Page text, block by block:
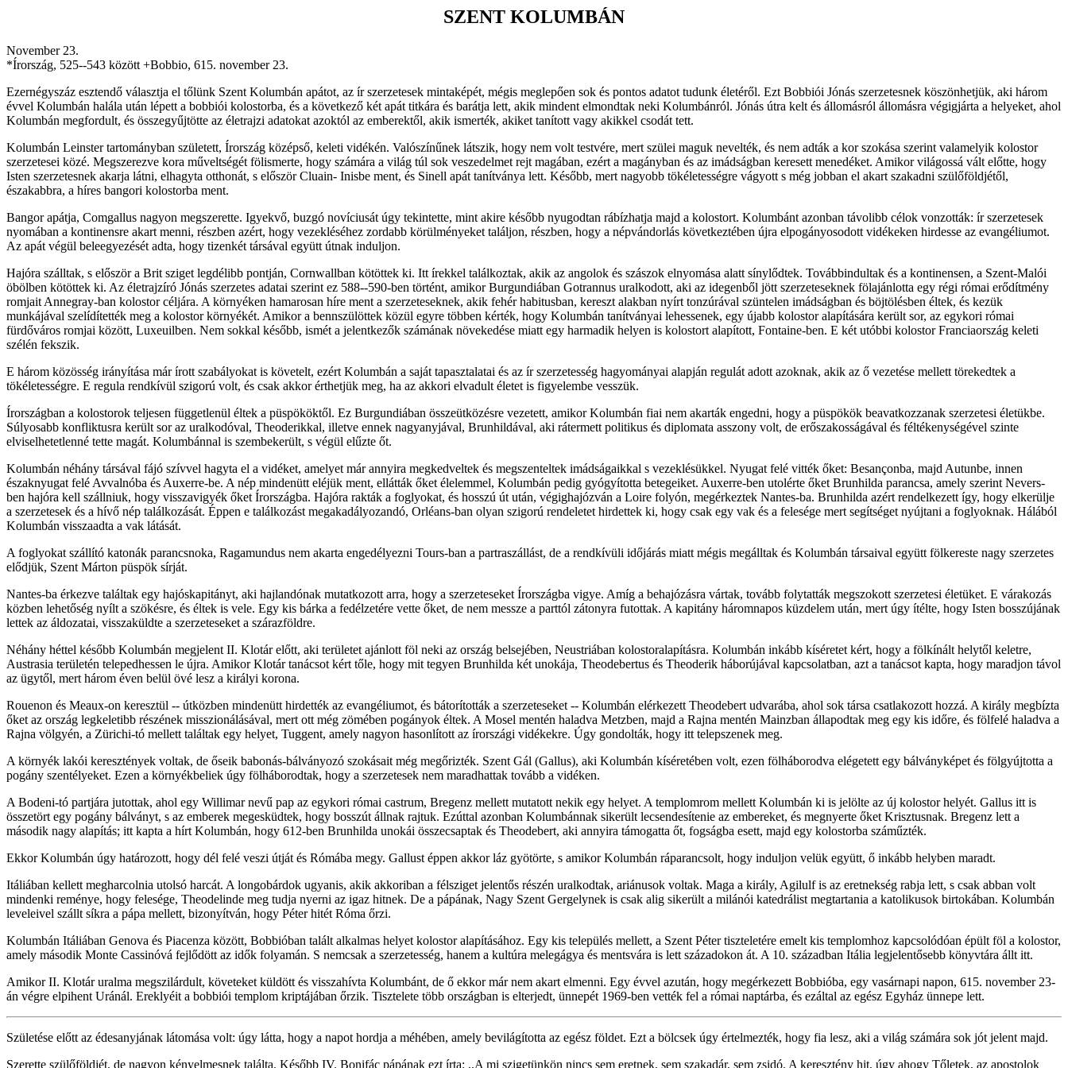
SZENT KOLUMBÁN
November 23.
*Írország, 525--543 között +Bobbio, 615. november 23.
Ezernégyszáz esztendő választja el tőlünk Szent Kolumbán apátot, az ír szerzetesek mintaképét, mégis meglepően sok és pontos adatot tudunk életéről. Ezt Bobbiói Jónás szerzetesnek köszönhetjük, aki három
évvel Kolumbán halála után lépett a bobbiói kolostorba, és a következő két apát titkára és barátja lett, akik mindent elmondtak neki Kolumbánról. Jónás útra kelt és állomásról állomásra végigjárta a helyeket, ahol
Kolumbán megfordult, és összegyűjtötte az életrajzi adatokat azoktól az emberektől, akik ismerték, akiket tanított vagy akikkel csodát tett.
Kolumbán Leinster tartományban született, Írország középső, keleti vidékén. Valószínűnek látszik, hogy nem volt testvére, mert szülei maguk nevelték, és nem adták a kor szokása szerint valamelyik kolostor
szerzetesei közé. Megszerezve kora műveltségét fölismerte, hogy számára a világ túl sok veszedelmet rejt magában, ezért a magányban és az imádságban keresett menedéket. Amikor világossá vált előtte, hogy
Isten szerzetesnek akarja látni, elhagyta otthonát, s először Cluain- Inisbe ment, és Sinell apát tanítványa lett. Később, mert nagyobb tökéletességre vágyott s még jobban el akart szakadni szülőföldjétől,
északabbra, a híres bangori kolostorba ment.
Bangor apátja, Comgallus nagyon megszerette. Igyekvő, buzgó novíciusát úgy tekintette, mint akire később nyugodtan rábízhatja majd a kolostort. Kolumbánt azonban távolibb célok vonzották: ír szerzetesek
nyomában a kontinensre akart menni, részben azért, hogy vezekléséhez zordabb körülményeket találjon, részben, hogy a népvándorlás következtében újra elpogányosodott vidékeken hirdesse az evangéliumot.
Az apát végül beleegyezését adta, hogy tizenkét társával együtt útnak induljon.
Hajóra szálltak, s először a Brit sziget legdélibb pontján, Cornwallban kötöttek ki. Itt írekkel találkoztak, akik az angolok és szászok elnyomása alatt sínylődtek. Továbbindultak és a kontinensen, a Szent-Malói
öbölben kötöttek ki. Az életrajzíró Jónás szerzetes adatai szerint ez 588--590-ben történt, amikor Burgundiában Gotrannus uralkodott, aki az idegenből jött szerzeteseknek fölajánlotta egy régi római erődítmény
romjait Annegray-ban kolostor céljára. A környéken hamarosan híre ment a szerzeteseknek, akik fehér habitusban, kereszt alakban nyírt tonzúrával szüntelen imádságban és böjtölésben éltek, és kezük
munkájával szelídítették meg a kolostor környékét. Amikor a bennszülöttek közül egyre többen kérték, hogy Kolumbán tanítványai lehessenek, egy újabb kolostor alapítására került sor, az egykori római
fürdőváros romjai között, Luxeuilben. Nem sokkal később, ismét a jelentkezők számának növekedése miatt egy harmadik helyen is kolostort alapított, Fontaine-ben. E két utóbbi kolostor Franciaország keleti
szélén fekszik.
E három közösség irányítása már írott szabályokat is követelt, ezért Kolumbán a saját tapasztalatai és az ír szerzetesség hagyományai alapján regulát adott azoknak, akik az ő vezetése mellett törekedtek a
tökéletességre. E regula rendkívül szigorú volt, és csak akkor érthetjük meg, ha az akkori elvadult életet is figyelembe vesszük.
Írországban a kolostorok teljesen függetlenül éltek a püspököktől. Ez Burgundiában összeütközésre vezetett, amikor Kolumbán fiai nem akarták engedni, hogy a püspökök beavatkozzanak szerzetesi életükbe.
Súlyosabb konfliktusra került sor az uralkodóval, Theoderikkal, illetve ennek nagyanyjával, Brunhildával, aki rátermett politikus és diplomata asszony volt, de erőszakosságával és féltékenységével szinte
elviselhetetlenné tette magát. Kolumbánnal is szembekerült, s végül elűzte őt.
Kolumbán néhány társával fájó szívvel hagyta el a vidéket, amelyet már annyira megkedveltek és megszenteltek imádságaikkal s vezeklésükkel. Nyugat felé vitték őket: Besançonba, majd Autunbe, innen
északnyugat felé Avvalnóba és Auxerre-be. A nép mindenütt eléjük ment, ellátták őket élelemmel, Kolumbán pedig gyógyította betegeiket. Auxerre-ben utolérte őket Brunhilda parancsa, amely szerint Nevers-
ben hajóra kell szállniuk, hogy visszavigyék őket Írországba. Hajóra rakták a foglyokat, és hosszú út után, végighajózván a Loire folyón, megérkeztek Nantes-ba. Brunhilda azért rendelkezett így, hogy elkerülje
a szerzetesek és a hívő nép találkozását. Éppen e találkozást megakadályozandó, Orléans-ban olyan szigorú rendeletet hirdettek ki, hogy csak egy vak és a felesége mert segítséget nyújtani a foglyoknak. Hálából
Kolumbán visszaadta a vak látását.
A foglyokat szállító katonák parancsnoka, Ragamundus nem akarta engedélyezni Tours-ban a partraszállást, de a rendkívüli időjárás miatt mégis megálltak és Kolumbán társaival együtt fölkereste nagy szerzetes
elődjük, Szent Márton püspök sírját.
Nantes-ba érkezve találtak egy hajóskapitányt, aki hajlandónak mutatkozott arra, hogy a szerzeteseket Írországba vigye. Amíg a behajózásra vártak, tovább folytatták megszokott szerzetesi életüket. E várakozás
közben lehetőség nyílt a szökésre, és éltek is vele. Egy kis bárka a fedélzetére vette őket, de nem messze a parttól zátonyra futottak. A kapitány háromnapos küzdelem után, mert úgy ítélte, hogy Isten bosszújának
lettek az áldozatai, visszaküldte a szerzeteseket a szárazföldre.
Néhány héttel később Kolumbán megjelent II. Klotár előtt, aki területet ajánlott föl neki az ország belsejében, Neustriában kolostoralapításra. Kolumbán inkább kíséretet kért, hogy a fölkínált helytől keletre,
Austrasia területén telepedhessen le újra. Amikor Klotár tanácsot kért tőle, hogy mit tegyen Brunhilda két unokája, Theodebertus és Theoderik háborújával kapcsolatban, azt a tanácsot kapta, hogy maradjon távol
az ügytől, mert három éven belül övé lesz a királyi korona.
Rouenon és Meaux-on keresztül -- útközben mindenütt hirdették az evangéliumot, és bátorították a szerzeteseket -- Kolumbán elérkezett Theodebert udvarába, ahol sok társa csatlakozott hozzá. A király megbízta
őket az ország legkeletibb részének misszionálásával, mert ott még zömében pogányok éltek. A Mosel mentén haladva Metzben, majd a Rajna mentén Mainzban állapodtak meg egy kis időre, és fölfelé haladva a
Rajna völgyén, a Zürichi-tó mellett találtak egy helyet, Tuggent, amely nagyon hasonlított az írországi vidékekre. Úgy gondolták, hogy itt telepszenek meg.
A környék lakói keresztények voltak, de őseik babonás-bálványozó szokásait még megőrizték. Szent Gál (Gallus), aki Kolumbán kíséretében volt, ezen fölháborodva elégetett egy bálványképet és fölgyújtotta a
pogány szentélyeket. Ezen a környékbeliek úgy fölháborodtak, hogy a szerzetesek nem maradhattak tovább a vidéken.
A Bodeni-tó partjára jutottak, ahol egy Willimar nevű pap az egykori római castrum, Bregenz mellett mutatott nekik egy helyet. A templomrom mellett Kolumbán ki is jelölte az új kolostor helyét. Gallus itt is
összetört egy pogány bálványt, s az emberek megesküdtek, hogy bosszút állnak rajtuk. Ezúttal azonban Kolumbánnak sikerült lecsendesítenie az embereket, és megnyerte őket Krisztusnak. Bregenz lett a
második nagy alapítás; itt kapta a hírt Kolumbán, hogy 612-ben Brunhilda unokái összecsaptak és Theodebert, aki annyira támogatta őt, fogságba esett, majd egy kolostorba száműzték.
Ekkor Kolumbán úgy határozott, hogy dél felé veszi útját és Rómába megy. Gallust éppen akkor láz gyötörte, s amikor Kolumbán ráparancsolt, hogy induljon velük együtt, ő inkább helyben maradt.
Itáliában kellett megharcolnia utolsó harcát. A longobárdok ugyanis, akik akkoriban a félsziget jelentős részén uralkodtak, ariánusok voltak. Maga a király, Agilulf is az eretnekség rabja lett, s csak abban volt
mindenki reménye, hogy felesége, Theodelinde meg tudja nyerni az igaz hitnek. De a pápának, Nagy Szent Gergelynek is csak alig sikerült a milánói katedrálist megtartania a katolikusok birtokában. Kolumbán
leveleivel szállt síkra a pápa mellett, bizonyítván, hogy Péter hitét Róma őrzi.
Kolumbán Itáliában Genova és Piacenza között, Bobbióban talált alkalmas helyet kolostor alapításához. Egy kis település mellett, a Szent Péter tiszteletére emelt kis templomhoz kapcsolódóan épült föl a kolostor,
amely második Monte Cassinóvá fejlődött az idők folyamán. S nemcsak a szerzetesség, hanem a kultúra melegágya és mentsvára is lett századokon át. A 10. században Itália legjelentősebb könyvtára állt itt.
Amikor II. Klotár uralma megszilárdult, követeket küldött és visszahívta Kolumbánt, de ő ekkor már nem akart elmenni. Egy évvel azután, hogy megérkezett Bobbióba, egy vasárnapi napon, 615. november 23-
án végre elpihent Uránál. Ereklyéit a bobbiói templom kriptájában őrzik. Tisztelete több országban is elterjedt, ünnepét 1969-ben vették fel a római naptárba, és ezáltal az egész Egyház ünnepe lett.
Születése előtt az édesanyjának látomása volt: úgy látta, hogy a napot hordja a méhében, amely bevilágította az egész földet. Ezt a bölcsek úgy értelmezték, hogy fia lesz, aki a világ számára sok jót jelent majd.
Szerette szülőföldjét, de nagyon kényelmesnek találta. Később IV. Bonifác pápának ezt írta: ,,A mi szigetünkön nincs sem eretnek, sem szakadár, sem zsidó. A keresztény hit, úgy ahogy Tőletek, az apostolok